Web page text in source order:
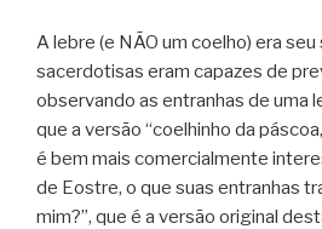
A lebre (e NÃO um coelho) era seu
sacerdotisas eram capazes de
observando as entranhas de uma
que a versão “coelhinho da
é bem mais comercialmente
de Eostre, o que suas entranhas
mim?”, que é a versão original